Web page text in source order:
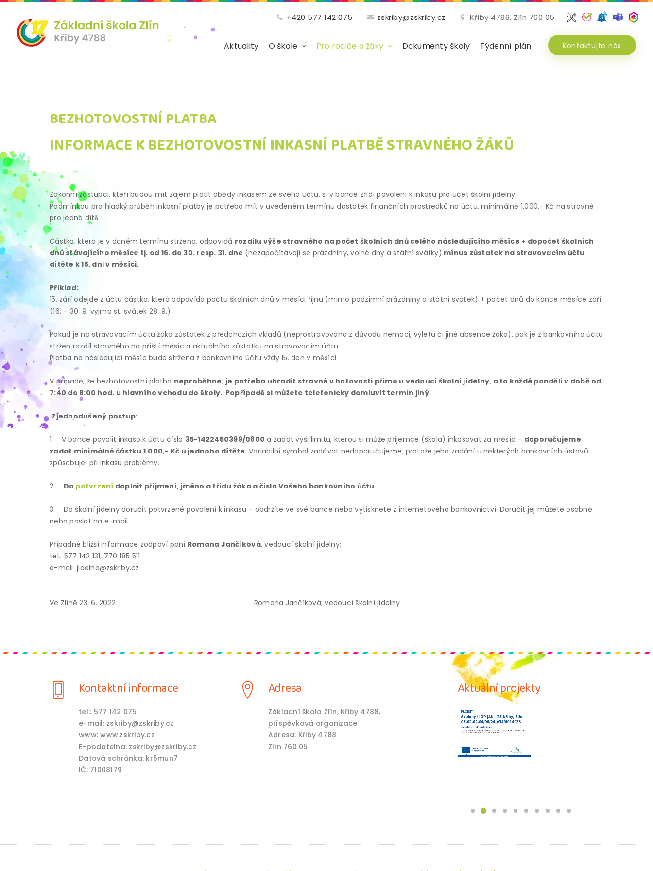
+420 577 142 075 zskriby@zskriby.cz Křiby 4788, Zlín 760 05
Aktuality O škole Pro rodiče a žáky Dokumenty školy Týdenní plán Kontaktujte nás
BEZHOTOVOSTNÍ PLATBA
INFORMACE K BEZHOTOVOSTNÍ INKASNÍ PLATBĚ STRAVNÉHO ŽÁKŮ
Zákonní zástupci, kteří budou mít zájem platit obědy inkasem ze svého účtu, si v bance zřídí povolení k inkasu pro účet školní jídelny.
Podmínkou pro hladký průběh inkasní platby je potřeba mít v uvedeném termínu dostatek finančních prostředků na účtu, minimálně 1.000,- Kč na stravné
pro jedno dítě.
Částka, která je v daném termínu stržena, odpovídá rozdílu výše stravného na počet školních dnů celého následujícího měsíce + dopočet školních
dnů stávajícího měsíce tj. od 16. do 30. resp. 31. dne (nezapočítávají se prázdniny, volné dny a státní svátky) mínus zůstatek na stravovacím účtu
dítěte k 15. dni v měsíci.
Příklad:
15. září odejde z účtu částka, která odpovídá počtu školních dnů v měsíci říjnu (mimo podzimní prázdniny a státní svátek) + počet dnů do konce měsíce září
(16. – 30. 9. vyjma st. svátek 28. 9.)
Pokud je na stravovacím účtu žáka zůstatek z předchozích vkladů (neprostravováno z důvodu nemoci, výletu či jiné absence žáka), pak je z bankovního účtu
stržen rozdíl stravného na příští měsíc a aktuálního zůstatku na stravovacím účtu..
Platba na následující měsíc bude stržena z bankovního účtu vždy 15. den v měsíci.
V případě, že bezhotovostní platba neproběhne, je potřeba uhradit stravné v hotovosti přímo u vedoucí školní jídelny, a to každé pondělí v době od
7:40 do 8:00 hod. u hlavního vchodu do školy. Popřípadě si můžete telefonicky domluvit termín jiný.
Zjednodušený postup:
1. V bance povolit inkaso k účtu číslo 35-1422450399/0800 a zadat výši limitu, kterou si může příjemce (škola) inkasovat za měsíc – doporučujeme
zadat minimálně částku 1.000,- Kč u jednoho dítěte. Variabilní symbol zadávat nedoporučujeme, protože jeho zadání u některých bankovních ústavů
způsobuje při inkasu problémy.
2. Do potvrzení doplnit příjmení, jméno a třídu žáka a číslo Vašeho bankovního účtu.
3. Do školní jídelny doručit potvrzené povolení k inkasu – obdržíte ve své bance nebo vytisknete z internetového bankovnictví. Doručit jej můžete osobně
nebo poslat na e-mail.
Případné bližší informace zodpoví paní Romana Jančíková, vedoucí školní jídelny:
tel.: 577 142 131, 770 185 511
e-mail: jidelna@zskriby.cz
Ve Zlíně 23. 6. 2022 Romana Jančíková, vedoucí školní jídelny
Kontaktní informace
tel.: 577 142 075
e-mail: zskriby@zskriby.cz
www: www.zskriby.cz
E-podatelna: zskriby@zskriby.cz
Datová schránka: kr5mun7
IČ: 71008179
Adresa
Základní škola Zlín, Křiby 4788,
příspěvková organizace
Adresa: Křiby 4788
Zlín 760 05
Aktuální projekty